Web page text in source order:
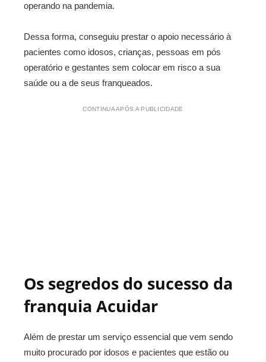
operando na pandemia.
Dessa forma, conseguiu prestar o apoio necessário à
pacientes como idosos, crianças, pessoas em pós
operatório e gestantes sem colocar em risco a sua
saúde ou a de seus franqueados.
CONTINUA APÓS A PUBLICIDADE
Os segredos do sucesso da
franquia Acuidar
Além de prestar um serviço essencial que vem sendo
muito procurado por idosos e pacientes que estão ou